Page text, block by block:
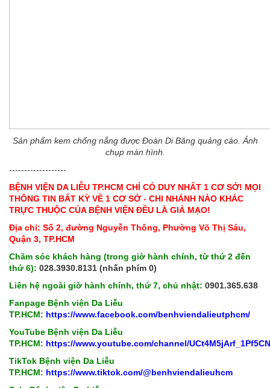
Sản phẩm kem chống nắng được Đoàn Di Băng quảng cáo. Ảnh
chụp màn hình.
-------------------
BỆNH VIỆN DA LIỄU TP.HCM CHỈ CÓ DUY NHẤT 1 CƠ SỞ! MỌI
THÔNG TIN BẤT KỲ VỀ 1 CƠ SỞ - CHI NHÁNH NÀO KHÁC
TRỰC THUỘC CỦA BỆNH VIỆN ĐỀU LÀ GIẢ MẠO!
Địa chỉ: Số 2, đường Nguyễn Thông, Phường Võ Thị Sáu,
Quận 3, TP.HCM
Chăm sóc khách hàng (trong giờ hành chính, từ thứ 2 đến
thứ 6): 028.3930.8131 (nhấn phím 0)
Liên hệ ngoài giờ hành chính, thứ 7, chủ nhật: 0901.365.638
Fanpage Bệnh viện Da Liễu
TP.HCM: https://www.facebook.com/benhviendalieutphcm/
YouTube Bệnh viện Da Liễu
TP.HCM: https://www.youtube.com/channel/
TikTok Bệnh viện Da Liễu
TP.HCM: https://www.tiktok.com/@benhviendalieuhcm